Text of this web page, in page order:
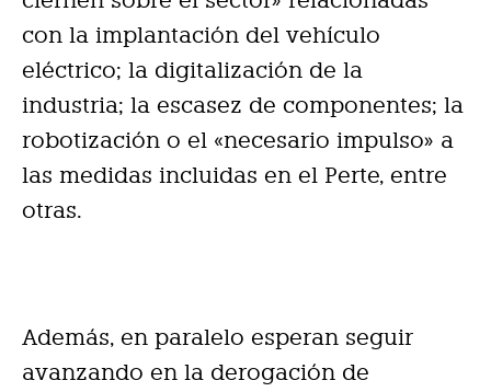
con la implantación del vehículo
eléctrico; la digitalización de la
industria; la escasez de componentes; la
robotización o el «necesario impulso» a
las medidas incluidas en el Perte, entre
otras.
Además, en paralelo esperan seguir
avanzando en la derogación de